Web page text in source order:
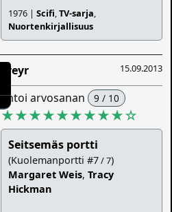
1976 |Scifi,TV-sarja,
Nuortenkirjallisuus
15.09.2013
Freyr
antoi arvosanan 9 / 10
★★★★★★★★★☆
Seitsemäs portti
(Kuolemanportti #7/ 7)
Margaret Weis,Tracy
Hickman